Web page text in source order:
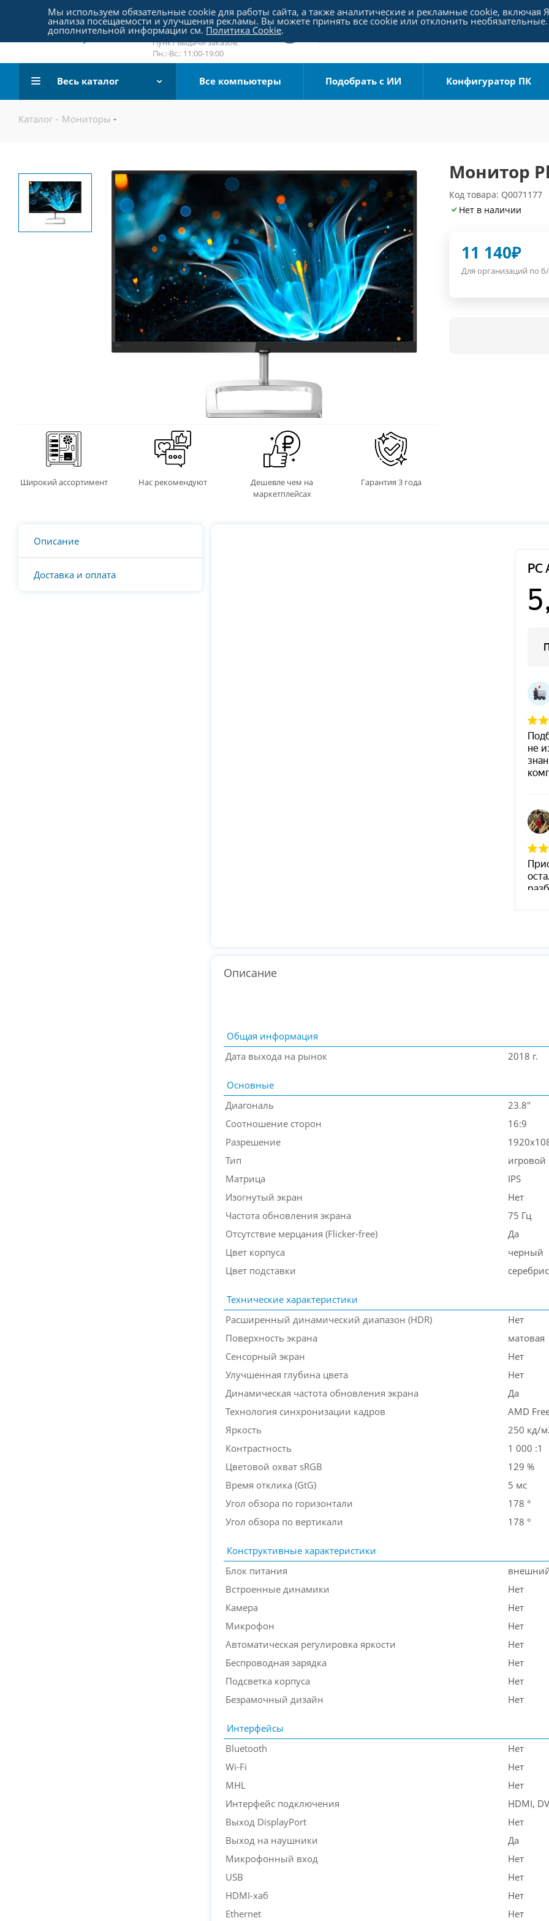
Пятницкое шоссе 18, пав. 267
email:sale@pc-arena.ru
Пн.:-Вс.: 10:00-20:00
Пункт выдачи заказов:
Пн.:-Вс.: 11:00-19:00
Весь каталог Все компьютеры Подобрать с ИИ Конфигуратор ПК
Каталог - Мониторы
Широкий ассортимент Нас рекомендуют
Дешевле чем на
маркетплейсах
Гарантия 3 года
Монитор
Код товара: Q0071177
Нет в наличии
11 140₽
Для организаций по
Описание
Доставка и оплата
Описание
Общая информация
Дата выхода на рынок
2018 г.
Основные
Диагональ
23.8"
Соотношение сторон
16:9
Разрешение
Тип
игровой
Матрица
IPS
Изогнутый экран
Нет
Частота обновления экрана
75 Гц
Отсутствие мерцания (Flicker-free)
Да
Цвет корпуса
черный
Цвет подставки
Технические характеристики
Расширенный динамический диапазон (HDR)
Нет
Поверхность экрана
матовая
Сенсорный экран
Нет
Улучшенная глубина цвета
Нет
Динамическая частота обновления экрана
Да
Технология синхронизации кадров
AMD
Яркость
250 кд/
Контрастность
1 000 :1
Цветовой охват sRGB
129 %
Время отклика (GtG)
5 мс
Угол обзора по горизонтали
178 °
Угол обзора по вертикали
178 °
Конструктивные характеристики
Блок питания
Встроенные динамики
Нет
Камера
Нет
Микрофон
Нет
Автоматическая регулировка яркости
Нет
Беспроводная зарядка
Нет
Подсветка корпуса
Нет
Безрамочный дизайн
Нет
Интерфейсы
Bluetooth
Нет
Wi-Fi
Нет
MHL
Нет
Интерфейс подключения
HDMI,
Выход DisplayPort
Нет
Выход на наушники
Да
Микрофонный вход
Нет
USB
Нет
HDMI-хаб
Нет
Ethernet
Нет
Мы используем обязательные cookie для работы сайта, а также аналитические и рекламные cookie, включая
анализа посещаемости и улучшения рекламы. Вы можете принять все cookie или отклонить
дополнительной информации см. Политика Cookie.